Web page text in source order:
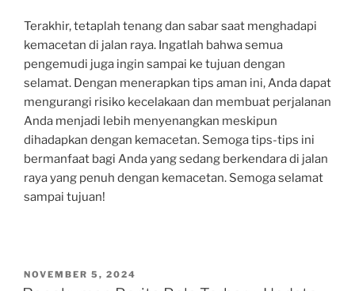
Terakhir, tetaplah tenang dan sabar saat menghadapi
kemacetan di jalan raya. Ingatlah bahwa semua
pengemudi juga ingin sampai ke tujuan dengan
selamat. Dengan menerapkan tips aman ini, Anda dapat
mengurangi risiko kecelakaan dan membuat perjalanan
Anda menjadi lebih menyenangkan meskipun
dihadapkan dengan kemacetan. Semoga tips-tips ini
bermanfaat bagi Anda yang sedang berkendara di jalan
raya yang penuh dengan kemacetan. Semoga selamat
sampai tujuan!
POSTED
ON
NOVEMBER 5, 2024